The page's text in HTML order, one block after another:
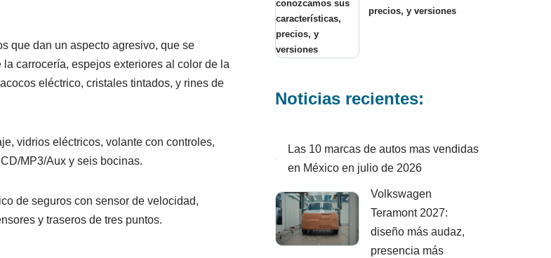
que dan un aspecto agresivo, que se
carrocería, espejos exteriores al color de la
eléctrico, cristales tintados, y rines de
vidrios eléctricos, volante con controles,
MP3/Aux y seis bocinas.
de seguros con sensor de velocidad,
y traseros de tres puntos.
precios, y versiones
Noticias recientes:
Las 10 marcas de autos mas vendidas
en México en julio de 2026
Volkswagen
Teramont 2027:
diseño más audaz,
presencia más